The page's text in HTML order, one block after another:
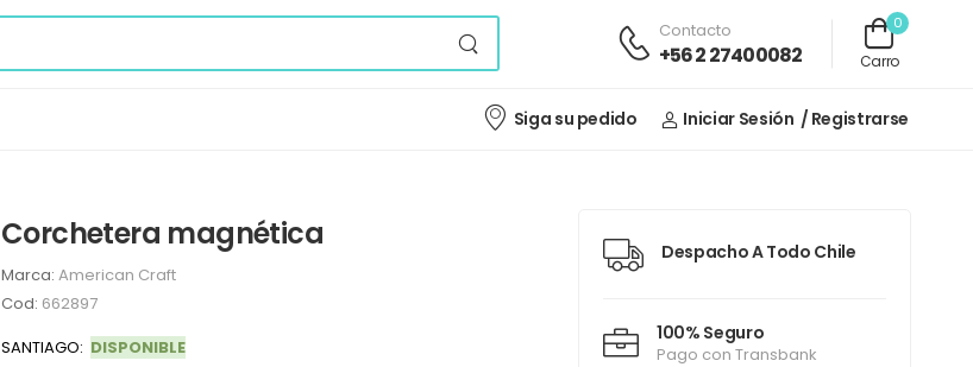
Contacto
+56 2 27400082
0
Carro
Siga su pedido Iniciar Sesión / Registrarse
Corchetera magnética
Marca: American Craft
Cod: 662897
SANTIAGO: DISPONIBLE
Despacho A Todo Chile
100% Seguro
Pago con Transbank